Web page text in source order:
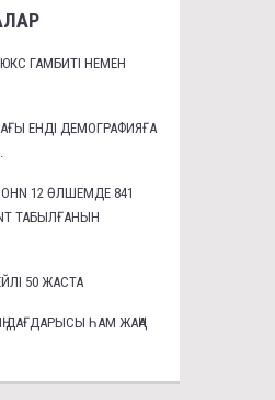
ГАМБИТІ НЕМЕН
ЕНДІ ДЕМОГРАФИЯҒА
12 ӨЛШЕМДЕ 841
ТАБЫЛҒАНЫН
50 ЖАСТА
ДАҒДАРЫСЫ ҺАМ ЖАҢА